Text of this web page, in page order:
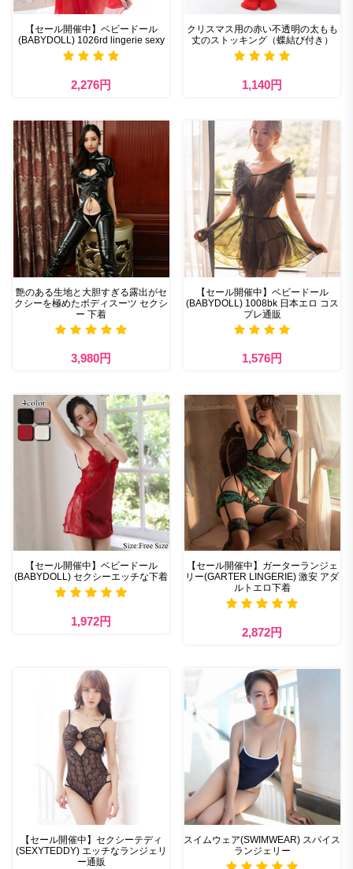
【セール開催中】ベビードール
(BABYDOLL) 1026rd lingerie sexy
2,276円
クリスマス用の赤い不透明の太もも
丈のストッキング（蝶結び付き）
1,140円
艶のある生地と大胆すぎる露出がセ
クシーを極めたボディスーツ セクシ
ー 下着
3,980円
【セール開催中】ベビードール
(BABYDOLL) 1008bk 日本エロ コス
プレ通販
1,576円
【セール開催中】ベビードール
(BABYDOLL) セクシーエッチな下着
1,972円
【セール開催中】ガーターランジェ
リー(GARTER LINGERIE) 激安 アダ
ルトエロ下着
2,872円
【セール開催中】セクシーテディ
(SEXYTEDDY) エッチなランジェリ
ー通販
スイムウェア(SWIMWEAR) スパイス
ランジェリー